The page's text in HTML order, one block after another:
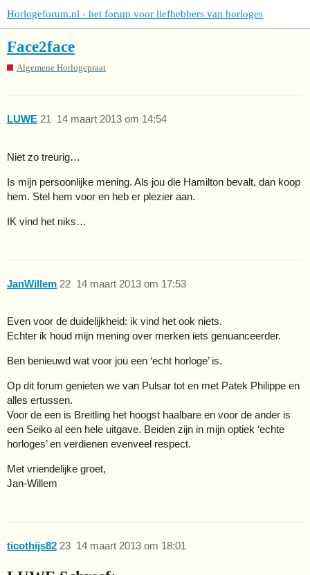
Horlogeforum.nl - het forum voor liefhebbers van horloges
Face2face
Algemene Horlogepraat
LUWE 14 maart 2013 om 14:54
21
Niet zo treurig…
Is mijn persoonlijke mening. Als jou die Hamilton bevalt, dan koop
hem. Stel hem voor en heb er plezier aan.
IK vind het niks…
JanWillem 14 maart 2013 om 17:53
22
Even voor de duidelijkheid: ik vind het ook niets.
Echter ik houd mijn mening over merken iets genuanceerder.
Ben benieuwd wat voor jou een ‘echt horloge’ is.
Op dit forum genieten we van Pulsar tot en met Patek Philippe en
alles ertussen.
Voor de een is Breitling het hoogst haalbare en voor de ander is
een Seiko al een hele uitgave. Beiden zijn in mijn optiek ‘echte
horloges’ en verdienen evenveel respect.
Met vriendelijke groet,
Jan-Willem
ticothijs82 14 maart 2013 om 18:01
23